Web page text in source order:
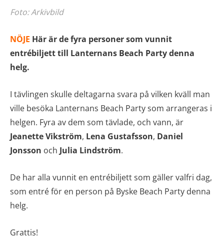
Foto: Arkivbild
NÖJE Här är de fyra personer som vunnit
entrébiljett till Lanternans Beach Party denna
helg.
I tävlingen skulle deltagarna svara på vilken kväll man
ville besöka Lanternans Beach Party som arrangeras i
helgen. Fyra av dem som tävlade, och vann, är
Jeanette Vikström, Lena Gustafsson, Daniel
Jonsson och Julia Lindström.
De har alla vunnit en entrébiljett som gäller valfri dag,
som entré för en person på Byske Beach Party denna
helg.
Grattis!